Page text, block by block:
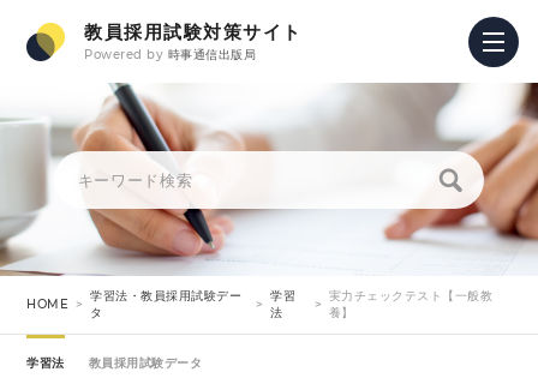
教員採用試験対策サイト
Powered by 時事通信出版局
HOME
学習法・教員採用試験デー
タ
学習
法
実力チェックテスト【一般教
養】
学習法 教員採用試験データ